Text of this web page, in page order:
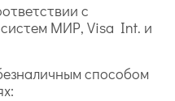
с
МИР, Visa Int. и
способом